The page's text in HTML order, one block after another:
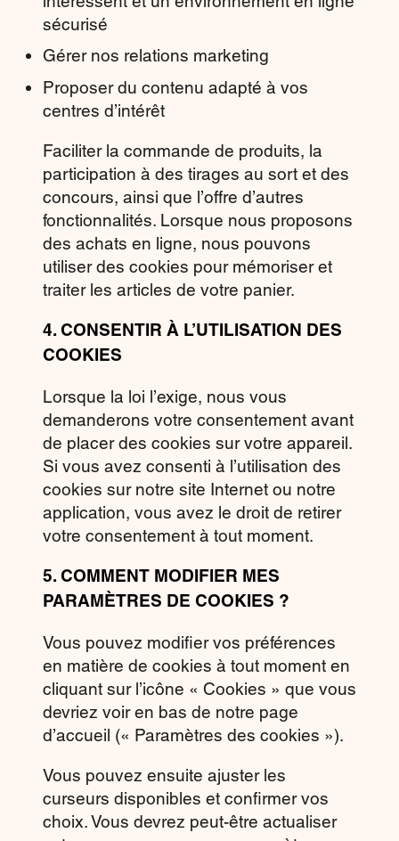
sécurisé
Gérer nos relations marketing
Proposer du contenu adapté à vos
centres d’intérêt
Faciliter la commande de produits, la
participation à des tirages au sort et des
concours, ainsi que l’offre d’autres
fonctionnalités. Lorsque nous proposons
des achats en ligne, nous pouvons
utiliser des cookies pour mémoriser et
traiter les articles de votre panier.
4. CONSENTIR À L’UTILISATION DES
COOKIES
Lorsque la loi l’exige, nous vous
demanderons votre consentement avant
de placer des cookies sur votre appareil.
Si vous avez consenti à l’utilisation des
cookies sur notre site Internet ou notre
application, vous avez le droit de retirer
votre consentement à tout moment.
5. COMMENT MODIFIER MES
PARAMÈTRES DE COOKIES ?
Vous pouvez modifier vos préférences
en matière de cookies à tout moment en
cliquant sur l’icône « Cookies » que vous
devriez voir en bas de notre page
d’accueil (« Paramètres des cookies »).
Vous pouvez ensuite ajuster les
curseurs disponibles et confirmer vos
choix. Vous devrez peut-être actualiser